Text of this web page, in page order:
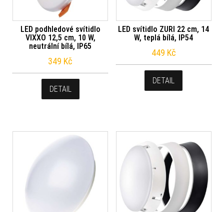
LED podhledové svítidlo
VIXXO 12,5 cm, 10 W,
neutrální bílá, IP65
349 Kč
DETAIL
LED svítidlo ZURI 22 cm, 14
W, teplá bílá, IP54
449 Kč
DETAIL